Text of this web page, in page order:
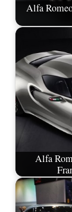
Alfa
Alfa